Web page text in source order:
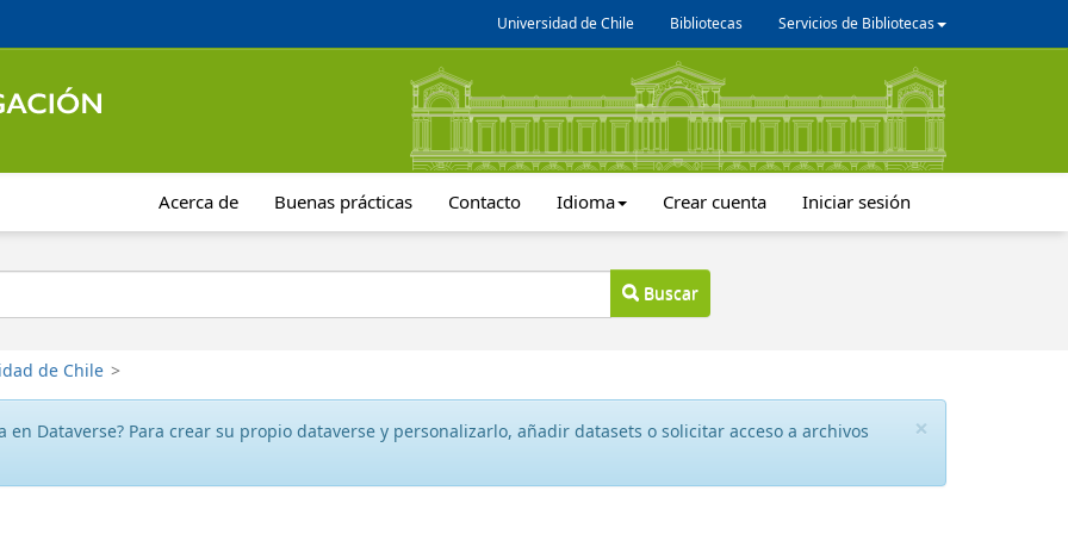
Universidad de Chile Bibliotecas Servicios de Bibliotecas
Acerca de Buenas prácticas Contacto Idioma Crear cuenta Iniciar sesión
Buscar
de Chile >
×
en Dataverse? Para crear su propio dataverse y personalizarlo, añadir datasets o solicitar acceso a archivos